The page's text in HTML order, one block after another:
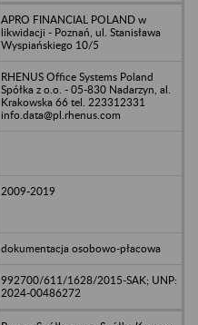
APRO FINANCIAL POLAND w
likwidacji - Poznań, ul. Stanisława
Wyspiańskiego 10/5
RHENUS Office Systems Poland
Spółka z o.o. - 05-830 Nadarzyn, al.
Krakowska 66 tel. 223312331
info.data@pl.rhenus.com
2009-2019
dokumentacja osobowo-płacowa
992700/611/1628/2015-SAK; UNP:
2024-00486272